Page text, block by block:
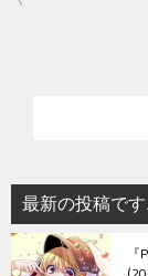
シ
ョ
ン
最新の投稿です